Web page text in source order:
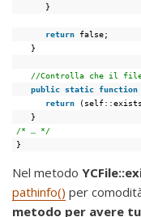
}
return false;
}
//Controlla che il file
public static function
return
}
/* … */
}
Nel metodo
pathinfo() per
metodo per avere